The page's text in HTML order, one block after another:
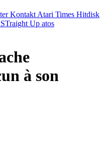
Kontakt Atari Times Hitdisk
STraight Up atos
à son